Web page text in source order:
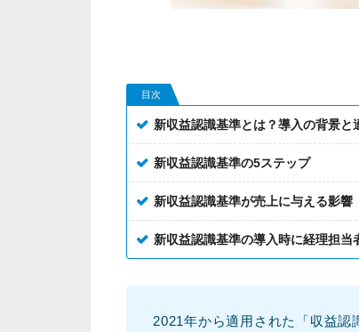
目次
新収益認識基準とは？導入の背景と
新収益認識基準の5ステップ
新収益認識基準が売上に与える影響
新収益認識基準の導入時に経理担当
2021年から適用された「収益認